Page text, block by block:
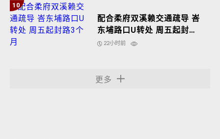
10
配合柔府双溪赖交通疏导 峇
东埔路口U转处 周五起封路3
个月
22小时前
更多